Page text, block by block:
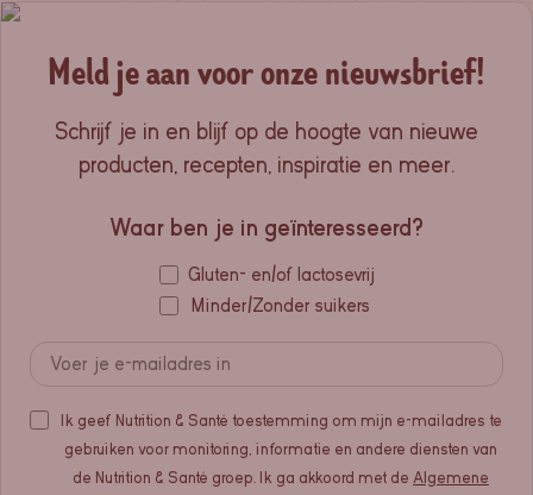
Meld je aan voor onze nieuwsbrief!
Schrijf je in en blijf op de hoogte van nieuwe
producten, recepten, inspiratie en meer.
Waar ben je in geïnteresseerd?
Gluten- en/of lactosevrij
Minder/Zonder suikers
Ik geef Nutrition & Santé toestemming om mijn e-mailadres te
gebruiken voor monitoring, informatie en andere diensten van
de Nutrition & Santé groep. Ik ga akkoord met de Algemene